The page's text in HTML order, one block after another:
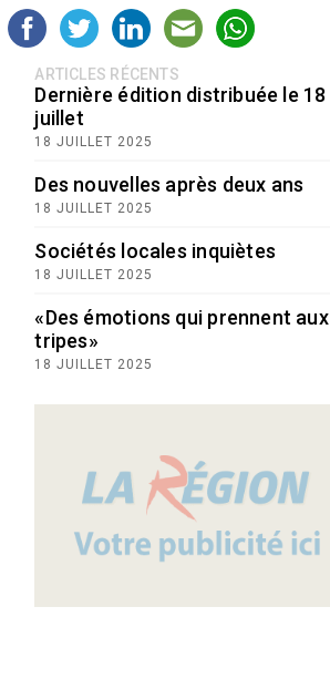
ARTICLES RÉCENTS
Dernière édition distribuée le 18
juillet
18 JUILLET 2025
Des nouvelles après deux ans
18 JUILLET 2025
Sociétés locales inquiètes
18 JUILLET 2025
«Des émotions qui prennent aux
tripes»
18 JUILLET 2025